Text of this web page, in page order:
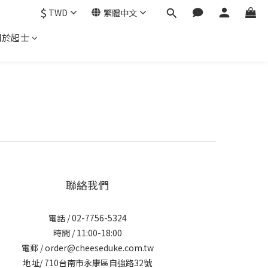
$ TWD 繁體中文
起士
聯絡我們
電話 / 02-7756-5324
時間 / 11:00-18:00
電郵 / order@cheeseduke.com.tw
地址/ 710台南市永康區自強路32號